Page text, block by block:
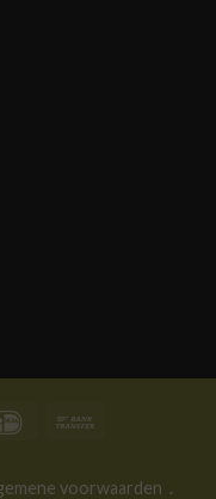
IDeal
voorwaarden .